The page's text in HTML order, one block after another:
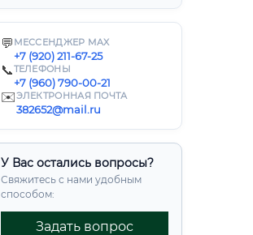
💬 МЕССЕНДЖЕР MAX
+7 (920) 211-67-25
📞ТЕЛЕФОНЫ
+7 (960) 790-00-21
✉️ЭЛЕКТРОННАЯ ПОЧТА
382652@mail.ru
У Вас остались вопросы?
Свяжитесь с нами удобным
способом:
Задать вопрос